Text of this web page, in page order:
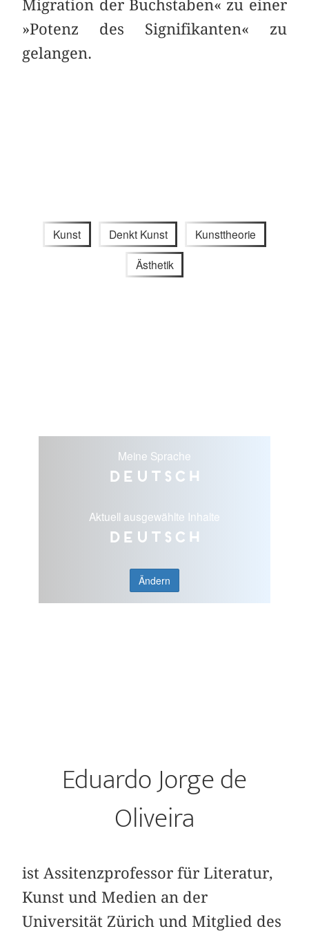
Migration der Buchstaben« zu einer
»Potenz des Signifikanten« zu
gelangen.
Kunst Denkt Kunst Kunsttheorie
Ästhetik
Meine Sprache
Deutsch
Aktuell ausgewählte Inhalte
Deutsch
Ändern
Eduardo Jorge de
Oliveira
ist Assitenzprofessor für Literatur,
Kunst und Medien an der
Universität Zürich und Mitglied des